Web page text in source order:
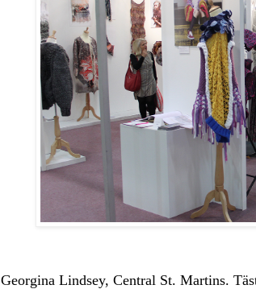
Georgina Lindsey, Central St. Martins.